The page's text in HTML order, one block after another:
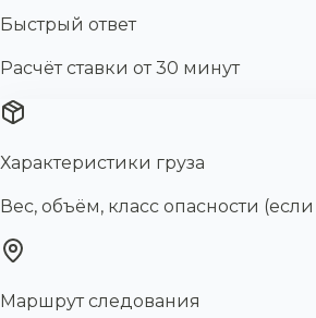
Быстрый ответ
Расчёт ставки от 30 минут
Характеристики груза
Вес, объём, класс опасности (если
Маршрут следования